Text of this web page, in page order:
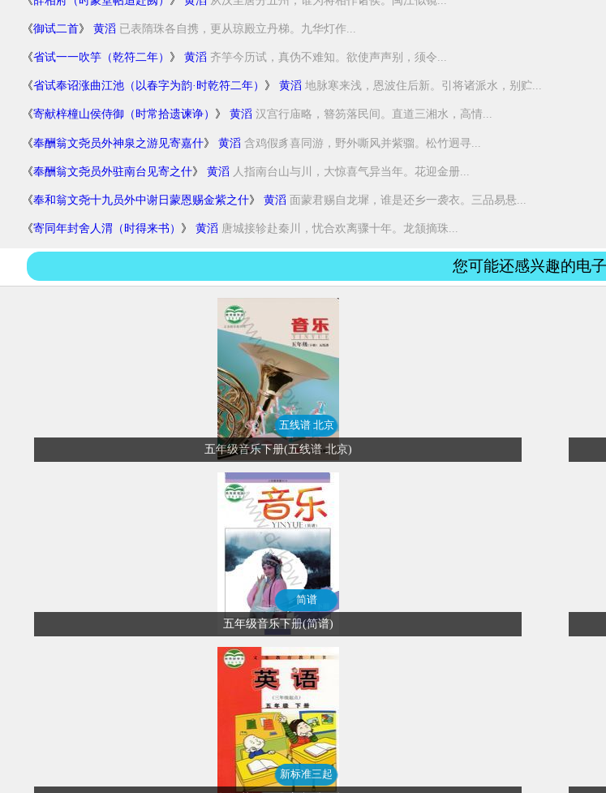
《御试二首》 黄滔 已表隋珠各自携，更从琼殿立丹梯。九华灯作...
《省试一一吹竽（乾符二年） 》 黄滔 齐竽今历试，真伪不难知。欲使声声别，须令...
《省试奉诏涨曲江池（以春字为韵·时乾符二年） 》 黄滔 地脉寒来浅，恩波住后新。引将诸派水，别贮...
《寄献梓橦山侯侍御（时常拾遗谏诤） 》 黄滔 汉宫行庙略，簪笏落民间。直道三湘水，高情...
《奉酬翁文尧员外神泉之游见寄嘉什》 黄滔 含鸡假豸喜同游，野外嘶风并紫骝。松竹迥寻...
《奉酬翁文尧员外驻南台见寄之什》 黄滔 人指南台山与川，大惊喜气异当年。花迎金册...
《奉和翁文尧十九员外中谢日蒙恩赐金紫之什》 黄滔 面蒙君赐自龙墀，谁是还乡一袭衣。三品易悬...
《寄同年封舍人渭（时得来书） 》 黄滔 唐城接轸赴秦川，忧合欢离骤十年。龙颔摘珠...
您可能还感兴趣的电
五线谱 北京
五年级音乐下册(五线谱 北京)
简谱
五年级音乐下册(简谱)
新标准三起